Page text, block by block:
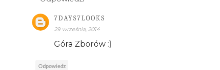
7DAYS7LOOKS
29 września, 2014
Góra Zborów :)
Odpowiedz